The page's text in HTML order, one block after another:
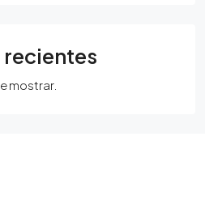
mostrar.